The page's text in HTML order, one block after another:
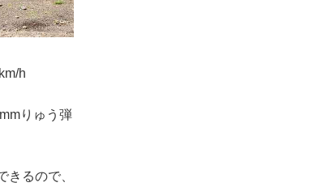
h
りゅう弾
るので、